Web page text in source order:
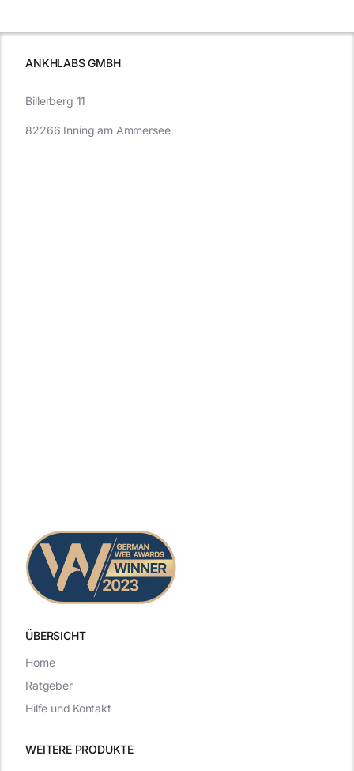
müssen
ANKHLABS GMBH
ÜBERSICHT
WEITERE PRODUKTE
Billerberg 11
82266 Inning am Ammersee
Home
Ratgeber
Hilfe und Kontakt